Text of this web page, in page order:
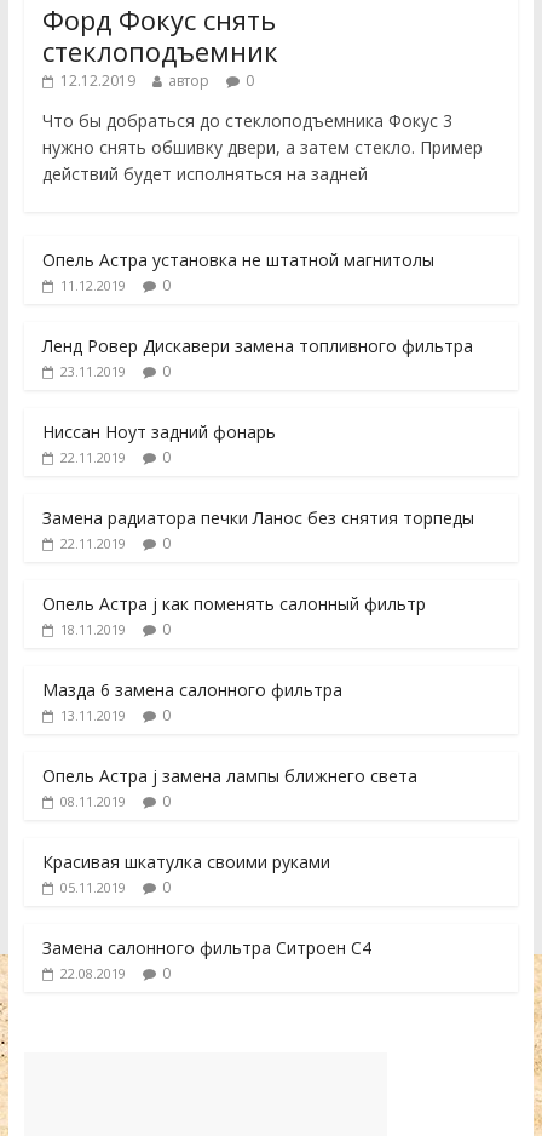
Форд Фокус снять
стеклоподъемник
12.12.2019 автор 0
Что бы добраться до стеклоподъемника Фокус 3
нужно снять обшивку двери, а затем стекло. Пример
действий будет исполняться на задней
Опель Астра установка не штатной магнитолы
11.12.2019 0
Ленд Ровер Дискавери замена топливного фильтра
23.11.2019 0
Ниссан Ноут задний фонарь
22.11.2019 0
Замена радиатора печки Ланос без снятия торпеды
22.11.2019 0
Опель Астра j как поменять салонный фильтр
18.11.2019 0
Мазда 6 замена салонного фильтра
13.11.2019 0
Опель Астра j замена лампы ближнего света
08.11.2019 0
Красивая шкатулка своими руками
05.11.2019 0
Замена салонного фильтра Ситроен С4
22.08.2019 0